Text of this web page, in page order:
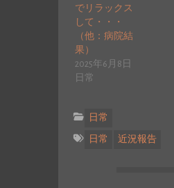
でリラックス
して・・・
（他：病院結
果）
2025年6月8日
日常
日常
日常 近況報告